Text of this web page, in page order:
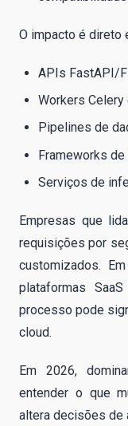
O impacto é direto
APIs FastAPI/
Workers
Pipelines de
Frameworks
Serviços de
Empresas que
requisições por
customizados.
plataformas
processo pode
cloud.
Em 2026,
entender o que
altera decisões de